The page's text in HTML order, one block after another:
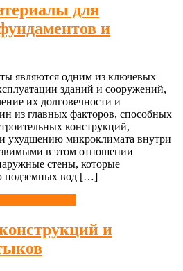
для
и
являются одним из ключевых
зданий и сооружений,
их долговечности и
из главных факторов, способных
конструкций,
ухудшению микроклимата внутри
в этом отношении
стены, которые
подземных вод […]
и